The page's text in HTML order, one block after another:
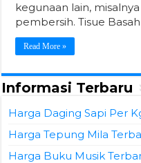
kegunaan lain,
pembersih. Tisue
Read More »
Informasi Terbaru
Harga Daging Sapi Per
Harga Tepung Mila
Harga Buku Musik